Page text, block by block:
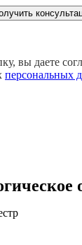
вы даете
персональных